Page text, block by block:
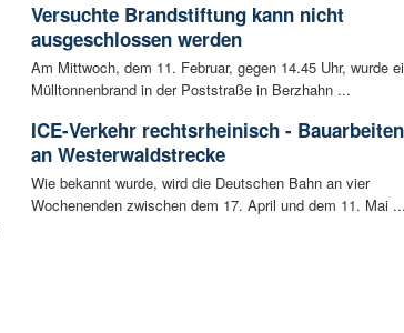
Versuchte Brandstiftung kann nicht
ausgeschlossen werden
Am Mittwoch, dem 11. Februar, gegen 14.45 Uhr, wurde
Mülltonnenbrand in der Poststraße in Berzhahn ...
ICE-Verkehr rechtsrheinisch - Bauarbeiten
an Westerwaldstrecke
Wie bekannt wurde, wird die Deutschen Bahn an vier
Wochenenden zwischen dem 17. April und dem 11. Mai